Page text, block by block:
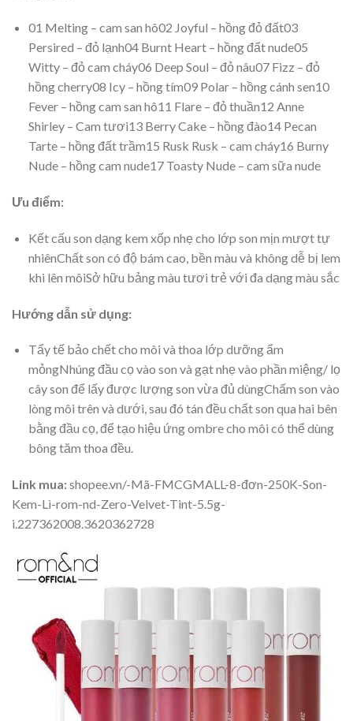
01 Melting – cam san hô02 Joyful – hồng đỏ đất03
Persired – đỏ lạnh04 Burnt Heart – hồng đất nude05
Witty – đỏ cam cháy06 Deep Soul – đỏ nâu07 Fizz – đỏ
hồng cherry08 Icy – hồng tím09 Polar – hồng cánh sen10
Fever – hồng cam san hô11 Flare – đỏ thuần12 Anne
Shirley – Cam tươi13 Berry Cake – hồng đào14 Pecan
Tarte – hồng đất trầm15 Rusk Rusk – cam cháy16 Burny
Nude – hồng cam nude17 Toasty Nude – cam sữa nude
Ưu điểm:
Kết cấu son dạng kem xốp nhẹ cho lớp son mịn mượt tự
nhiênChất son có độ bám cao, bền màu và không dễ bị lem
khi lên môiSở hữu bảng màu tươi trẻ với đa dạng màu sắc
Hướng dẫn sử dụng:
Tẩy tế bảo chết cho môi và thoa lớp dưỡng ẩm
mỏngNhúng đầu cọ vào son và gạt nhẹ vào phần miệng/ lọ
cây son để lấy được lượng son vừa đủ dùngChấm son vào
lòng môi trên và dưới, sau đó tán đều chất son qua hai bên
bằng đầu cọ, để tạo hiệu ứng ombre cho môi có thể dùng
bông tăm thoa đều.
Link mua:shopee.vn/-Mã-FMCGMALL-8-đơn-250K-Son-
Kem-Lì-rom-nd-Zero-Velvet-Tint-5.5g-
i.227362008.3620362728